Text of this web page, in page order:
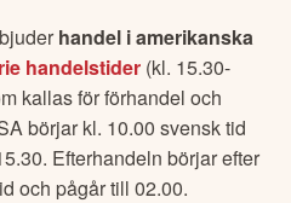
handel i amerikanska
handelstider (kl. 15.30-
kallas för förhandel och
börjar kl. 10.00 svensk tid
Efterhandeln börjar efter
och pågår till 02.00.